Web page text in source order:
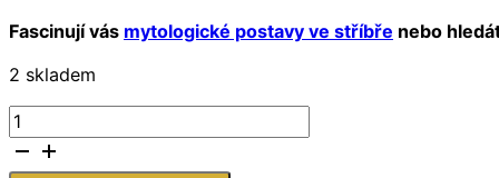
Fascinují vás mytologické postavy ve stříbře nebo
2 skladem
Stříbrná
mince
Pheli